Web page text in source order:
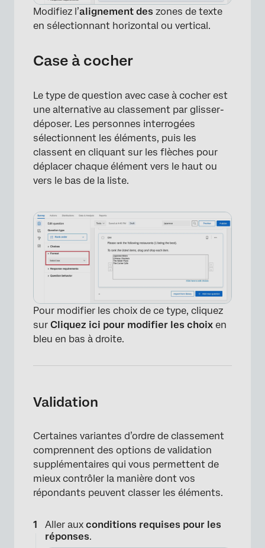
×
×
Modifiez l’alignement des zones de texte
en sélectionnant horizontal ou vertical.
Case à cocher
Le type de question avec case à cocher est
une alternative au classement par glisser-
déposer. Les personnes interrogées
sélectionnent les éléments, puis les
classent en cliquant sur les flèches pour
déplacer chaque élément vers le haut ou
vers le bas de la liste.
Pour modifier les choix de ce type, cliquez
sur Cliquez ici pour modifier les choix en
bleu en bas à droite.
Validation
Certaines variantes d’ordre de classement
comprennent des options de validation
supplémentaires qui vous permettent de
mieux contrôler la manière dont vos
répondants peuvent classer les éléments.
Aller aux conditions requises pour les
réponses.